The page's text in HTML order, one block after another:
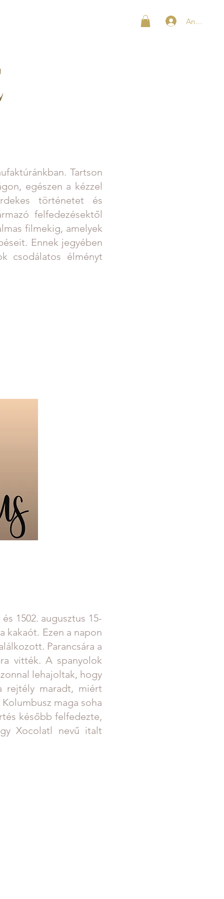
Anmelden
Tartson
egészen a kézzel
történetet és
felfedezésektől
filmekig, amelyek
Ennek jegyében
csodálatos élményt
1502. augusztus 15-
kakaót. Ezen a napon
Parancsára a
vitték. A spanyolok
lehajoltak, hogy
rejtély maradt, miért
maga soha
később felfedezte,
Xocolatl nevű italt